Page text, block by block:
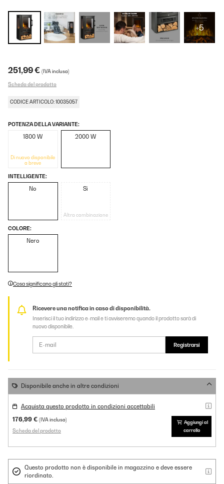
+5
251,99 € (IVA inclusa)
Scheda del prodotto
CODICE ARTICOLO: 10035057
POTENZA DELLA VARIANTE:
1800 W
Di nuovo disponibile
a breve
2000 W
INTELLIGENTE:
No Sì
Altra combinazione
COLORE:
Nero
Cosa significano gli stati?
Ricevere una notifica in caso di disponibilità.
Inserisci il tuo indirizzo e-mail e ti avviseremo quando il prodotto sarà di
nuovo disponibile.
Registrarsi
Disponibile anche in altre condizioni
Acquista questo prodotto in condizioni accettabili
176,99 € (IVA inclusa)
Scheda del prodotto
Aggiungi al
carrello
Questo prodotto non è disponibile in magazzino e deve essere
riordinato.